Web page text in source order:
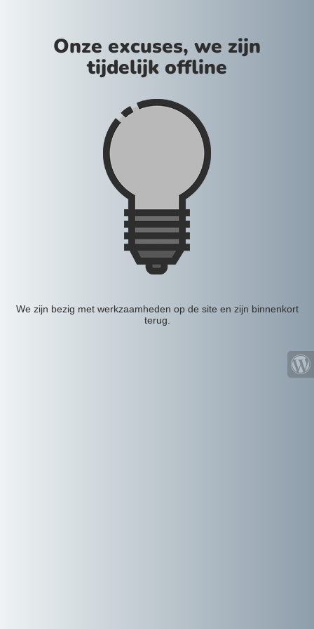
Onze excuses, we zijn
tijdelijk offline
We zijn bezig met werkzaamheden op de site en zijn binnenkort
terug.